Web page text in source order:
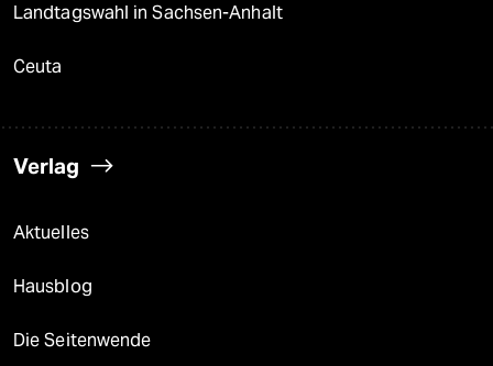
Landtagswahl in Sachsen-Anhalt
Ceuta
Verlag
Aktuelles
Hausblog
Die Seitenwende